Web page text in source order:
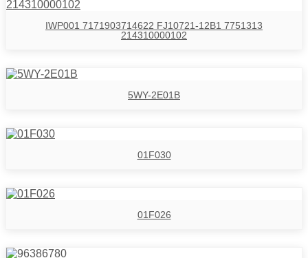
IWP001 7171903714622 FJ10721-12B1 7751313
214310000102
5WY-2E01B
01F030
01F026